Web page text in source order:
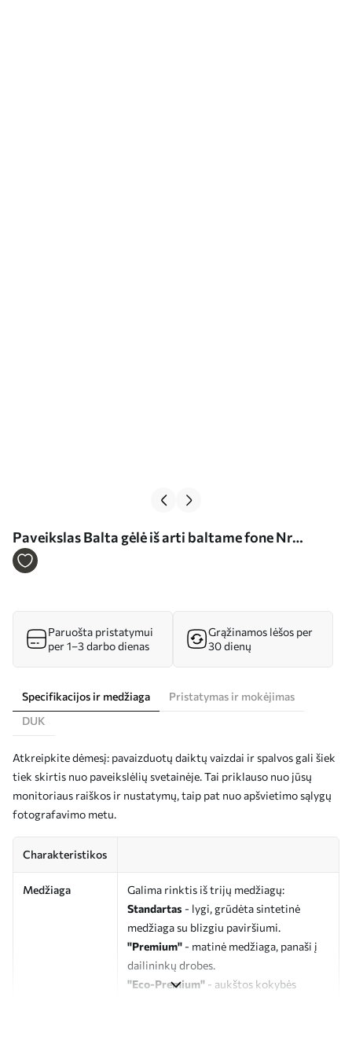
Paveikslas Balta gėlė iš arti baltame fone Nr
s39857
Paruošta pristatymui
per 1–3 darbo dienas
Grąžinamos lėšos per
30 dienų
Specifikacijos ir medžiaga
Pristatymas ir mokėjimas
DUK
Atkreipkite dėmesį: pavaizduotų daiktų vaizdai ir spalvos gali šiek
tiek skirtis nuo paveikslėlių svetainėje. Tai priklauso nuo jūsų
monitoriaus raiškos ir nustatymų, taip pat nuo apšvietimo sąlygų
fotografavimo metu.
Charakteristikos
Medžiaga
Galima rinktis iš trijų medžiagų:
Standartas - lygi, grūdėta sintetinė
medžiaga su blizgiu paviršiumi.
"Premium" - matinė medžiaga, panaši į
dailininkų drobes.
"Eco-Premium" - aukštos kokybės